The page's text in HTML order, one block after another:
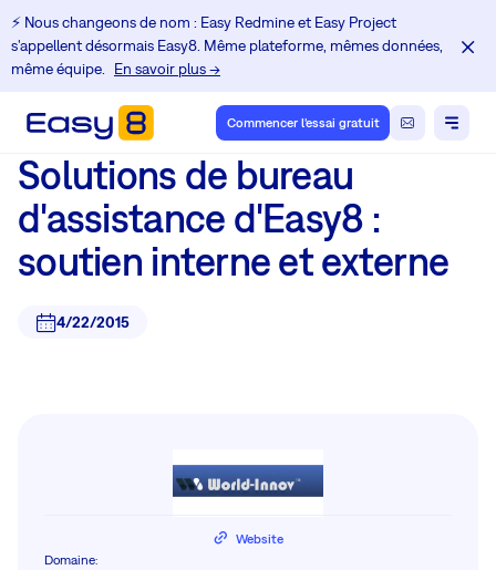
⚡️ Nous changeons de nom : Easy Redmine et Easy Project
s'appellent désormais Easy8. Même plateforme, mêmes données,
même équipe.
En savoir plus →
Commencer l'essai gratuit
Solutions de bureau
d'assistance d'Easy8 :
soutien interne et externe
4/22/2015
Website
Domaine: